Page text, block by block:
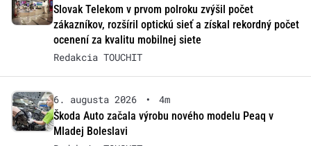
Slovak Telekom v prvom polroku zvýšil počet
zákazníkov, rozšíril optickú sieť a získal rekordný počet
ocenení za kvalitu mobilnej siete
Redakcia TOUCHIT
6. augusta 2026 •
4m
Škoda Auto začala výrobu nového modelu Peaq v
Mladej Boleslavi